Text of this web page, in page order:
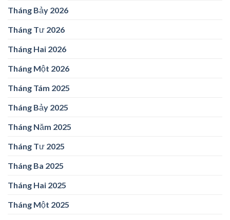
Tháng Bảy 2026
Tháng Tư 2026
Tháng Hai 2026
Tháng Một 2026
Tháng Tám 2025
Tháng Bảy 2025
Tháng Năm 2025
Tháng Tư 2025
Tháng Ba 2025
Tháng Hai 2025
Tháng Một 2025